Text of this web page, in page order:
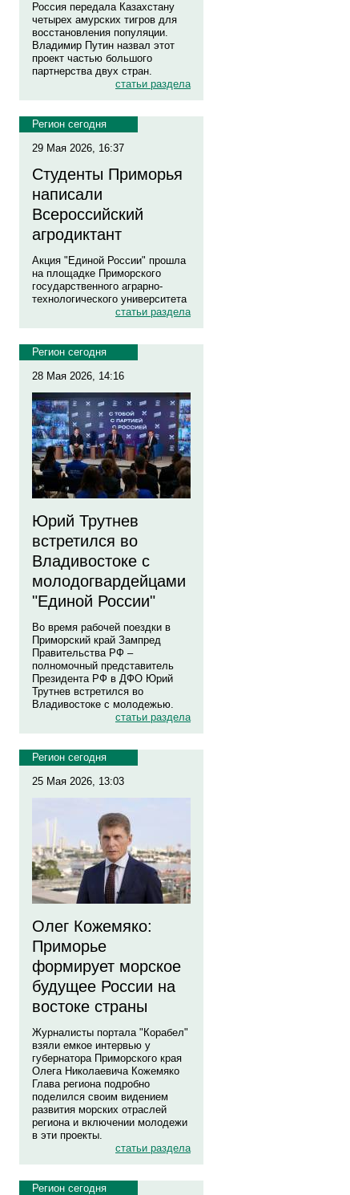
Россия передала Казахстану
четырех амурских тигров для
восстановления популяции.
Владимир Путин назвал этот
проект частью большого
партнерства двух стран.
статьи раздела
Регион сегодня
29 Мая 2026, 16:37
Студенты Приморья
написали
Всероссийский
агродиктант
Акция "Единой России" прошла
на площадке Приморского
государственного аграрно-
технологического университета
статьи раздела
Регион сегодня
28 Мая 2026, 14:16
Юрий Трутнев
встретился во
Владивостоке с
молодогвардейцами
"Единой России"
Во время рабочей поездки в
Приморский край Зампред
Правительства РФ –
полномочный представитель
Президента РФ в ДФО Юрий
Трутнев встретился во
Владивостоке с молодежью.
статьи раздела
Регион сегодня
25 Мая 2026, 13:03
Олег Кожемяко:
Приморье
формирует морское
будущее России на
востоке страны
Журналисты портала "Корабел"
взяли емкое интервью у
губернатора Приморского края
Олега Николаевича Кожемяко
Глава региона подробно
поделился своим видением
развития морских отраслей
региона и включении молодежи
в эти проекты.
статьи раздела
Регион сегодня